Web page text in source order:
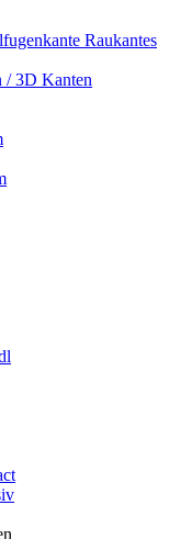
Raukantes
/ 3D Kanten